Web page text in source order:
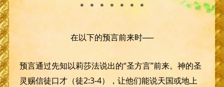
＊ ＊ ＊ ＊ ＊ ＊ ＊
在以下的预言前来时──
预言通过先知以莉莎法说出的“圣方言”前来。神的圣
灵赐信徒口才（徒2:3-4），让他们能说天国或地上